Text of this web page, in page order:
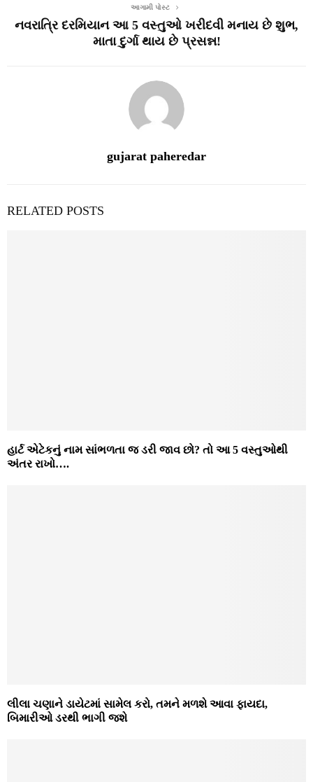
આગામી પોસ્ટ
નવરાત્રિ દરમિયાન આ 5 વસ્તુઓ ખરીદવી મનાય છે શુભ,
માતા દુર્ગા થાય છે પ્રસન્ન!
gujarat paheredar
RELATED POSTS
હાર્ટ એટેકનું નામ સાંભળતા જ ડરી જાવ છો? તો આ 5 વસ્તુઓથી
અંતર રાખો….
લીલા ચણાને ડાયેટમાં સામેલ કરો, તમને મળશે આવા ફાયદા,
બિમારીઓ ડરથી ભાગી જશે